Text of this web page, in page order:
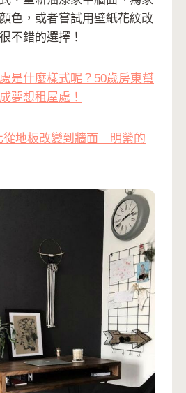
色，或者嘗試用壁紙花紋改
不錯的選擇！
是什麼樣式呢？50歲房東幫
夢想租屋處！
地板改變到牆面｜明縈的